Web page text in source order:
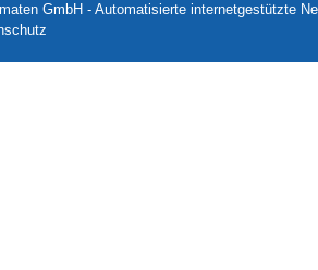
GmbH - Automatisierte internetgestützte